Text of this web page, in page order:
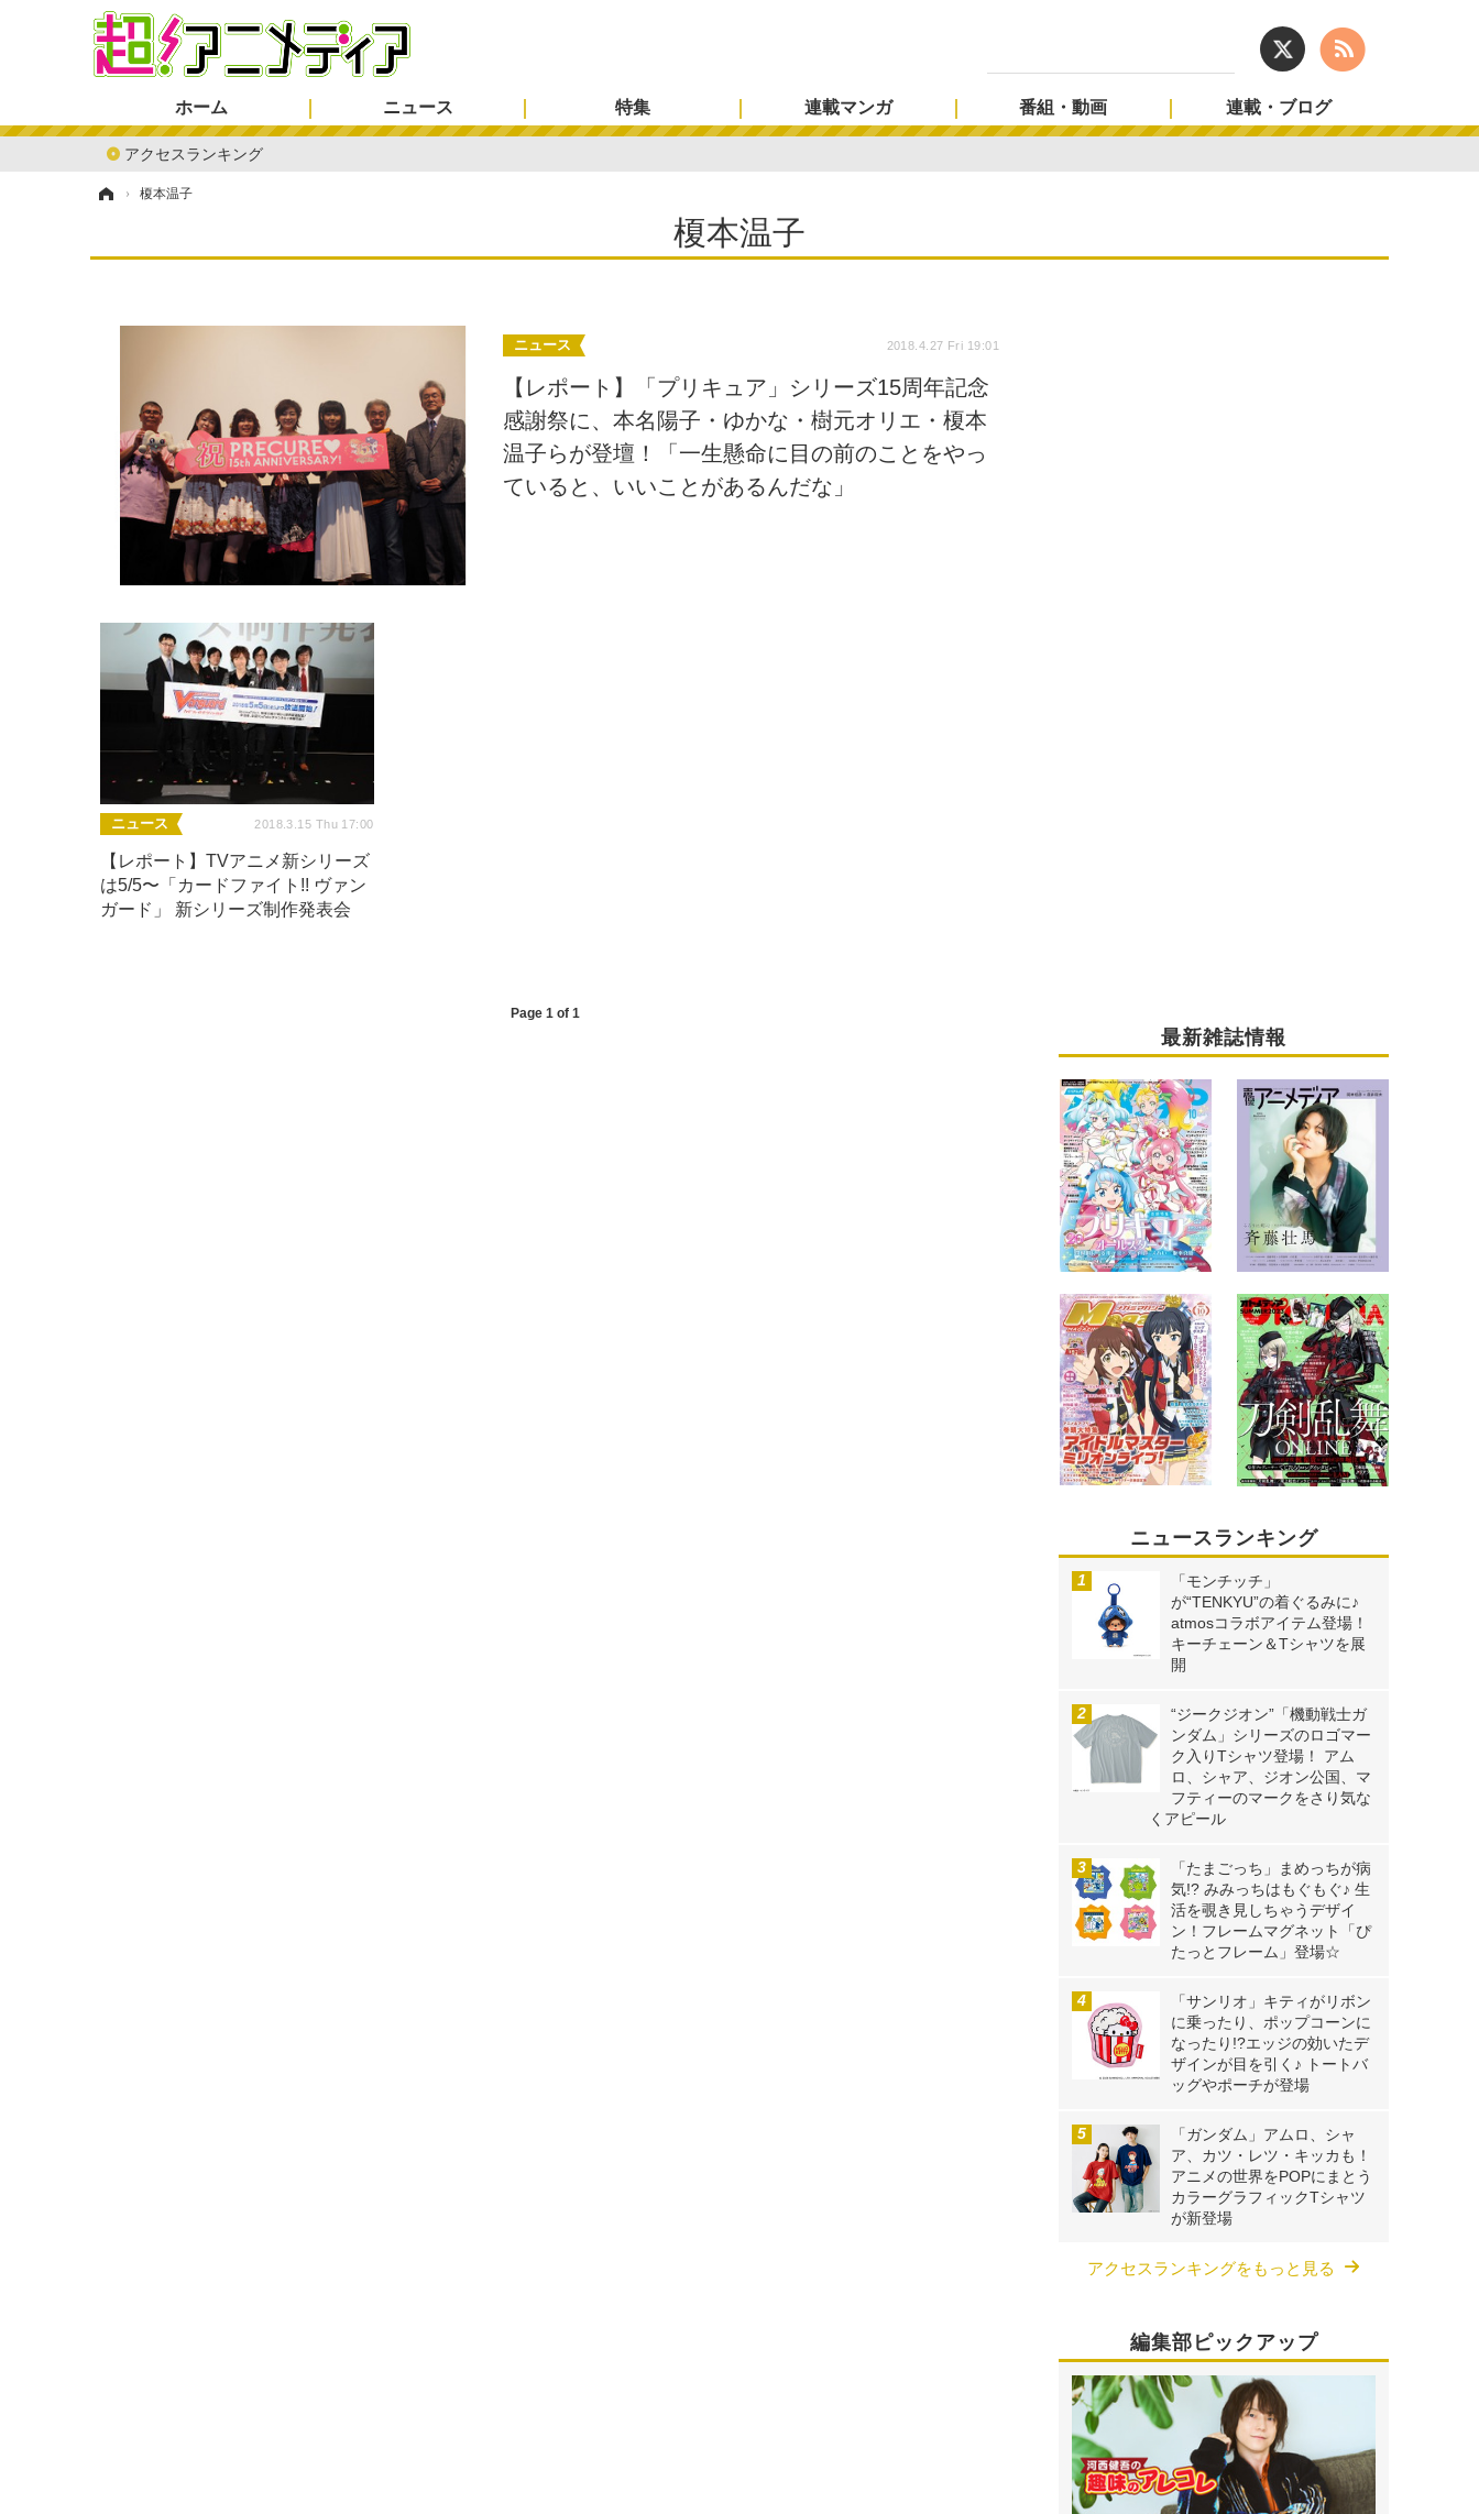
ホーム
アクセスランキング
ニュース 特集 連載マンガ 番組・動画 連載・ブログ
› 榎本温子
榎本温子
ニュース 2018.4.27 Fri 19:01
【レポート】「プリキュア」シリーズ15周年記念
感謝祭に、本名陽子・ゆかな・樹元オリエ・榎本
温子らが登壇！「一生懸命に目の前のことをやっ
ていると、いいことがあるんだな」
ニュース 2018.3.15 Thu 17:00
【レポート】TVアニメ新シリーズ
は5/5〜「カードファイト!! ヴァン
ガード」 新シリーズ制作発表会
Page 1 of 1
最新雑誌情報
ニュースランキング
「モンチッチ」
が“TENKYU”の着ぐるみに♪
atmosコラボアイテム登場！
キーチェーン＆Tシャツを展
開
“ジークジオン”「機動戦士ガ
ンダム」シリーズのロゴマー
ク入りTシャツ登場！ アム
ロ、シャア、ジオン公国、マ
フティーのマークをさり気な
くアピール
「たまごっち」まめっちが病
気!? みみっちはもぐもぐ♪ 生
活を覗き見しちゃうデザイ
ン！フレームマグネット「ぴ
たっとフレーム」登場☆
「サンリオ」キティがリボン
に乗ったり、ポップコーンに
なったり!?エッジの効いたデ
ザインが目を引く♪ トートバ
ッグやポーチが登場
「ガンダム」アムロ、シャ
ア、カツ・レツ・キッカも！
アニメの世界をPOPにまとう
カラーグラフィックTシャツ
が新登場
アクセスランキングをもっと見る
編集部ピックアップ